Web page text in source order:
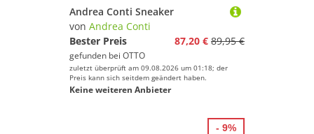
Andrea Conti Sneaker
von Andrea Conti
Bester Preis
87,20 € 89,95 €
gefunden bei OTTO
zuletzt überprüft am 09.08.2026 um 01:18; der
Preis kann sich seitdem geändert haben.
Keine weiteren Anbieter
- 9%